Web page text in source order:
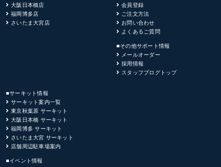
大阪日本橋店
福岡博多店
さいたま大宮店
会員登録
ご注文方法
お問い合わせ
よくあるご質問
■その他サポート情報
メールオーダー
採用情報
スタッフブログトップ
■サーキット情報
サーキット案内一覧
東京秋葉原 サーキット
大阪日本橋 サーキット
福岡博多 サーキット
さいたま大宮 サーキット
店舗周辺駐車場案内
■イベント情報